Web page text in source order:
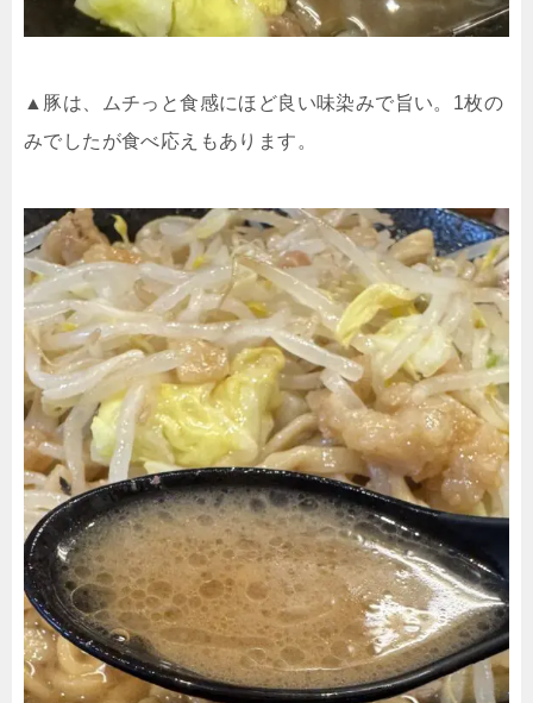
▲豚は、ムチっと食感にほど良い味染みで旨い。1枚の
みでしたが食べ応えもあります。